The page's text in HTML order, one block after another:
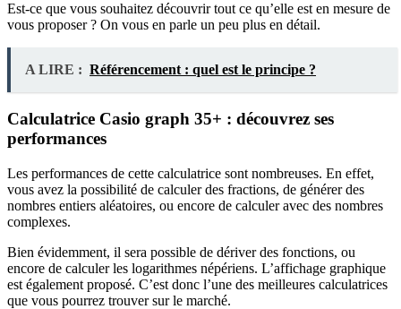
Est-ce que vous souhaitez découvrir tout ce qu’elle est en mesure de
vous proposer ? On vous en parle un peu plus en détail.
A LIRE : Référencement : quel est le principe ?
Calculatrice Casio graph 35+ : découvrez ses
performances
Les performances de cette calculatrice sont nombreuses. En effet,
vous avez la possibilité de calculer des fractions, de générer des
nombres entiers aléatoires, ou encore de calculer avec des nombres
complexes.
Bien évidemment, il sera possible de dériver des fonctions, ou
encore de calculer les logarithmes népériens. L’affichage graphique
est également proposé. C’est donc l’une des meilleures calculatrices
que vous pourrez trouver sur le marché.